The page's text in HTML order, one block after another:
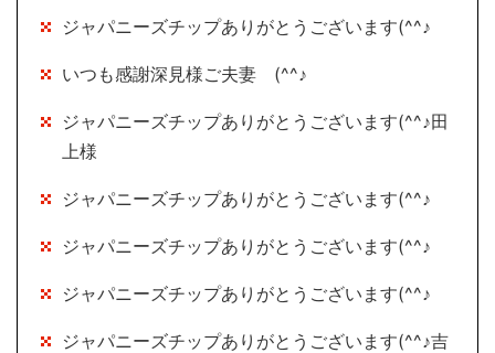
ジャパニーズチップありがとうございます(^^♪
いつも感謝深見様ご夫妻 (^^♪
ジャパニーズチップありがとうございます(^^♪田
上様
ジャパニーズチップありがとうございます(^^♪
ジャパニーズチップありがとうございます(^^♪
ジャパニーズチップありがとうございます(^^♪
ジャパニーズチップありがとうございます(^^♪吉